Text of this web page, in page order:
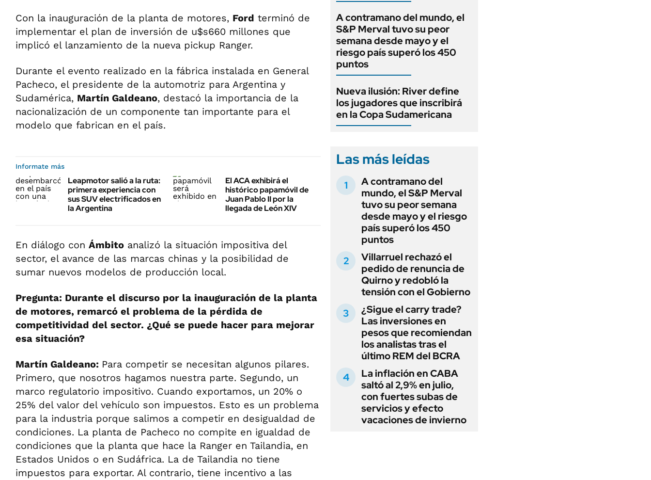
Con la inauguración de la planta de motores, Ford terminó de
implementar el plan de inversión de u$s660 millones que
implicó el lanzamiento de la nueva pickup Ranger.
Durante el evento realizado en la fábrica instalada en General
Pacheco, el presidente de la automotriz para Argentina y
Sudamérica, Martín Galdeano, destacó la importancia de la
nacionalización de un componente tan importante para el
modelo que fabrican en el país.
Informate más
Leapmotor salió a la ruta:
primera experiencia con
sus SUV electrificados en
la Argentina
El ACA exhibirá el
histórico papamóvil de
Juan Pablo II por la
llegada de León XIV
En diálogo con Ámbito analizó la situación impositiva del
sector, el avance de las marcas chinas y la posibilidad de
sumar nuevos modelos de producción local.
Pregunta: Durante el discurso por la inauguración de la planta
de motores, remarcó el problema de la pérdida de
competitividad del sector. ¿Qué se puede hacer para mejorar
esa situación?
Martín Galdeano: Para competir se necesitan algunos pilares.
Primero, que nosotros hagamos nuestra parte. Segundo, un
marco regulatorio impositivo. Cuando exportamos, un 20% o
25% del valor del vehículo son impuestos. Esto es un problema
para la industria porque salimos a competir en desigualdad de
condiciones. La planta de Pacheco no compite en igualdad de
condiciones que la planta que hace la Ranger en Tailandia, en
Estados Unidos o en Sudáfrica. La de Tailandia no tiene
impuestos para exportar. Al contrario, tiene incentivo a las
A contramano del mundo, el
S&P Merval tuvo su peor
semana desde mayo y el
riesgo país superó los 450
puntos
Nueva ilusión: River define
los jugadores que inscribirá
en la Copa Sudamericana
Las más leídas
A contramano del
mundo, el S&P Merval
tuvo su peor semana
desde mayo y el riesgo
país superó los 450
puntos
Villarruel rechazó el
pedido de renuncia de
Quirno y redobló la
tensión con el Gobierno
¿Sigue el carry trade?
Las inversiones en
pesos que recomiendan
los analistas tras el
último REM del BCRA
La inflación en CABA
saltó al 2,9% en julio,
con fuertes subas de
servicios y efecto
vacaciones de invierno